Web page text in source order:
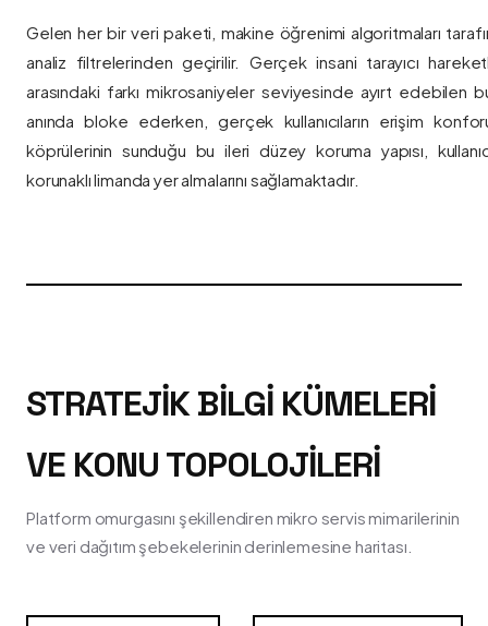
Gelen her bir veri paketi, makine öğrenimi algoritmaları
analiz filtrelerinden geçirilir. Gerçek insani tarayıcı
arasındaki farkı mikrosaniyeler seviyesinde ayırt edebilen
anında bloke ederken, gerçek kullanıcıların erişim
köprülerinin sunduğu bu ileri düzey koruma yapısı,
korunaklı limanda yer almalarını sağlamaktadır.
STRATEJIK BILGI KÜMELERI
VE KONU TOPOLOJILERI
Platform omurgasını şekillendiren mikro servis mimarilerinin
ve veri dağıtım şebekelerinin derinlemesine haritası.